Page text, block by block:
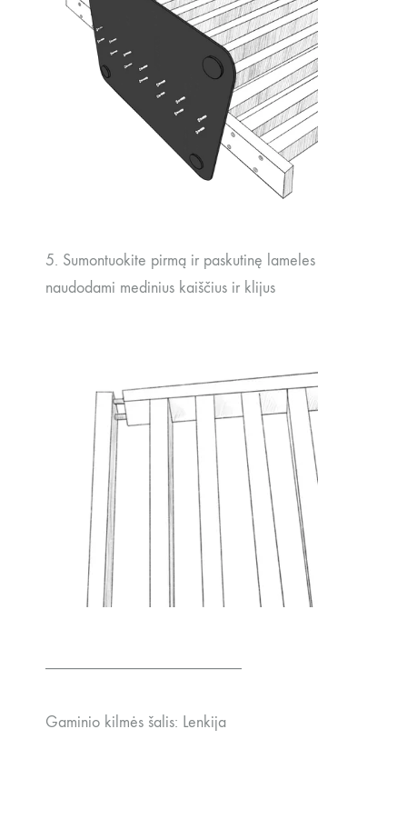
5. Sumontuokite pirmą ir paskutinę lameles
naudodami medinius kaiščius ir klijus
Gaminio kilmės šalis: Lenkija